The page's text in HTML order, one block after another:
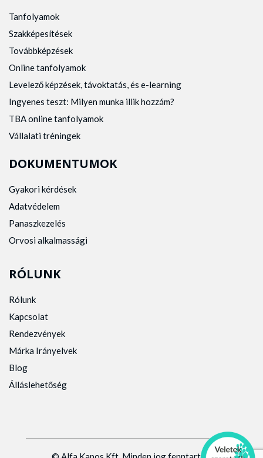
Tanfolyamok
Szakképesítések
Továbbképzések
Online tanfolyamok
Levelező képzések, távoktatás, és e-learning
Ingyenes teszt: Milyen munka illik hozzám?
TBA online tanfolyamok
Vállalati tréningek
DOKUMENTUMOK
Gyakori kérdések
Adatvédelem
Panaszkezelés
Orvosi alkalmassági
RÓLUNK
Rólunk
Kapcsolat
Rendezvények
Márka Irányelvek
Blog
Álláslehetőség